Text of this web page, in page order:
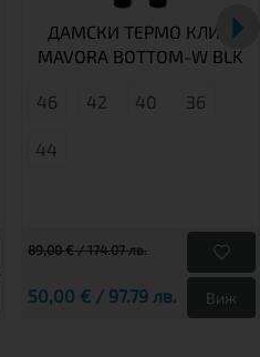
ДАМСКИ ТЕРМО КЛИН
MAVORA BOTTOM-W BLK
46 42 40 36
44
89,00 € / 174.07 лв.
50,00 € / 97.79 лв. Виж